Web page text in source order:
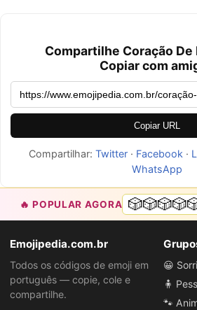
Compartilhe Coração De
Copiar com
Copiar URL
Compartilhar: Twitter· Facebook ·
WhatsApp
🔥 POPULAR AGORA
Emojipedia.com.br
Todos os códigos de emoji em
português — copie, cole e
compartilhe.
😀
🧍
🐾